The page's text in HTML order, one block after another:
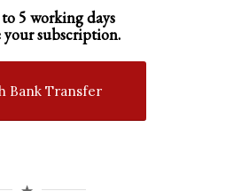
5 working days
your subscription.
Bank Transfer